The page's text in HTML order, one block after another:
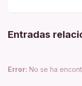
Entradas
Error: No se ha